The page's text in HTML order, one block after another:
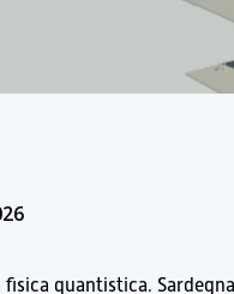
quantistica.